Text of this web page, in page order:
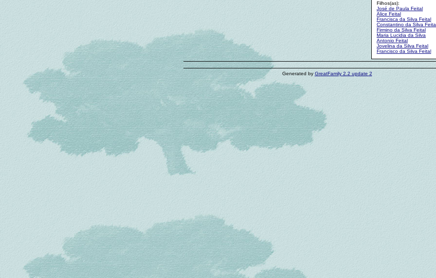
Filhos(as):
José de Paula Feital
Alice Feital
Francisca da Silva Feital
Constantino da Silva
Firmino da Silva Feital
Maria Lucidia da Silva
Antonio Feital
Jovelina da Silva Feital
Francisco da Silva Feital
Generated by GreatFamily 2.2 update 2